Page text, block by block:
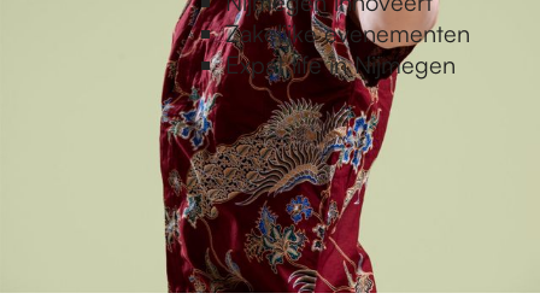
Zakelijke evenementen
Expat life in Nijmegen